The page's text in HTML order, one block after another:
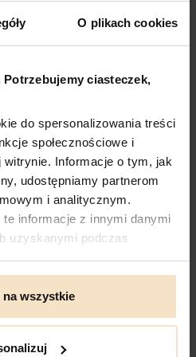
O plikach cookies
ciasteczek,
do spersonalizowania treści
społecznościowe i
Informacje o tym, jak
udostępniamy partnerom
i analitycznym.
te informacje z innymi danymi
uzyskanymi podczas
na wszystkie
MINI MADELINE czarna skórzana mała
Cena
599,00 zł
DO KOSZYKA